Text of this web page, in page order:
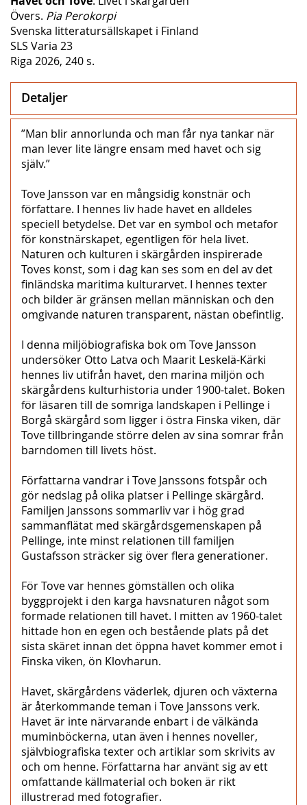
Övers. Pia Perokorpi
Svenska litteratursällskapet i Finland
SLS Varia 23
Riga 2026, 240 s.
Detaljer
”Man blir annorlunda och man får nya tankar när
man lever lite längre ensam med havet och sig
själv.”
Tove Jansson var en mångsidig konstnär och
författare. I hennes liv hade havet en alldeles
speciell betydelse. Det var en symbol och metafor
för konstnärskapet, egentligen för hela livet.
Naturen och kulturen i skärgården inspirerade
Toves konst, som i dag kan ses som en del av det
finländska maritima kulturarvet. I hennes texter
och bilder är gränsen mellan människan och den
omgivande naturen transparent, nästan obefintlig.
I denna miljöbiografiska bok om Tove Jansson
undersöker Otto Latva och Maarit Leskelä-Kärki
hennes liv utifrån havet, den marina miljön och
skärgårdens kulturhistoria under 1900-talet. Boken
för läsaren till de somriga landskapen i Pellinge i
Borgå skärgård som ligger i östra Finska viken, där
Tove tillbringande större delen av sina somrar från
barndomen till livets höst.
Författarna vandrar i Tove Janssons fotspår och
gör nedslag på olika platser i Pellinge skärgård.
Familjen Janssons sommarliv var i hög grad
sammanflätat med skärgårdsgemenskapen på
Pellinge, inte minst relationen till familjen
Gustafsson sträcker sig över flera generationer.
För Tove var hennes gömställen och olika
byggprojekt i den karga havsnaturen något som
formade relationen till havet. I mitten av 1960-talet
hittade hon en egen och bestående plats på det
sista skäret innan det öppna havet kommer emot i
Finska viken, ön Klovharun.
Havet, skärgårdens väderlek, djuren och växterna
är återkommande teman i Tove Janssons verk.
Havet är inte närvarande enbart i de välkända
muminböckerna, utan även i hennes noveller,
självbiografiska texter och artiklar som skrivits av
och om henne. Författarna har använt sig av ett
omfattande källmaterial och boken är rikt
illustrerad med fotografier.